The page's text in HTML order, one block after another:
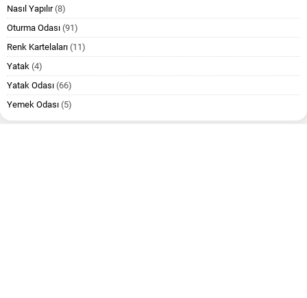
Nasıl Yapılır(8)
Oturma Odası (91)
Renk Kartelaları (11)
Yatak (4)
Yatak Odası (66)
Yemek Odası (5)